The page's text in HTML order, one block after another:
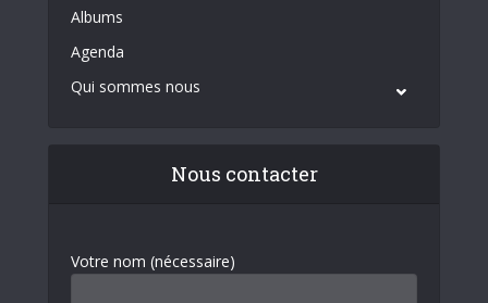
Albums
Agenda
Qui sommes nous
Nous contacter
Votre nom (nécessaire)